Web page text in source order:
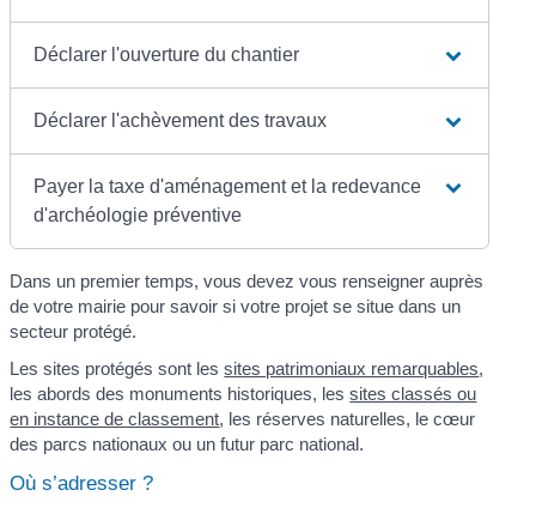
Déclarer l'ouverture du chantier
Déclarer l'achèvement des travaux
Payer la taxe d'aménagement et la redevance
d'archéologie préventive
Dans un premier temps, vous devez vous renseigner auprès
de votre mairie pour savoir si votre projet se situe dans un
secteur protégé.
Les sites protégés sont lessites patrimoniaux remarquables,
les abords des monuments historiques, lessites classés ou
en instance de classement, les réserves naturelles, le cœur
des parcs nationaux ou un futur parc national.
Où s’adresser ?